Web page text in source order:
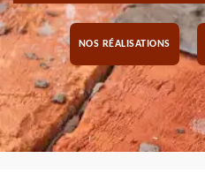
NOS RÉALISATIONS